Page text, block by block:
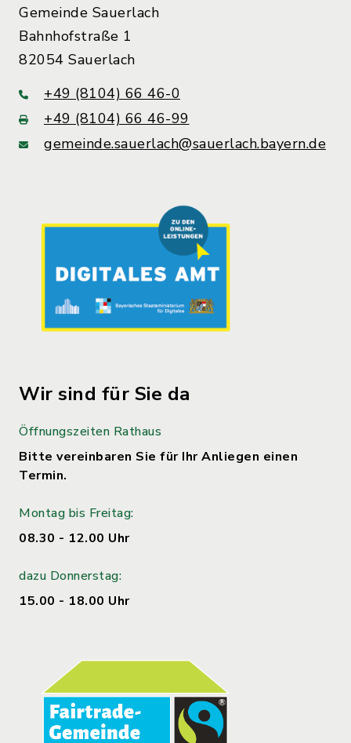
Gemeinde Sauerlach
Bahnhofstraße 1
82054 Sauerlach
+49 (8104) 66 46-0
+49 (8104) 66 46-99
gemeinde.sauerlach@sauerlach.bayern.de
Wir sind für Sie da
Öffnungszeiten Rathaus
Bitte vereinbaren Sie für Ihr Anliegen einen
Termin.
Montag bis Freitag:
08.30 - 12.00 Uhr
dazu Donnerstag:
15.00 - 18.00 Uhr